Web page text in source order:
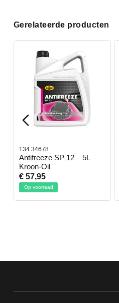
Gerelateerde producten
134.34678
Antifreeze SP 12 – 5L –
Kroon-Oil
€ 57,95
Op voorraad